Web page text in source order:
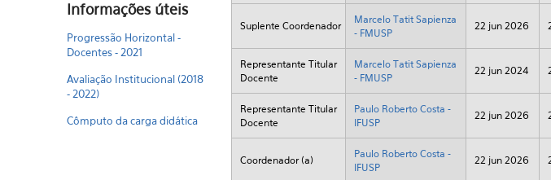
Informações úteis
Progressão Horizontal -
Docentes - 2021
Avaliação Institucional (2018
- 2022)
Cômputo da carga didática
Suplente Coordenador
Marcelo Tatit Sapienza
- FMUSP
22 jun 2026
Representante Titular
Docente
Marcelo Tatit Sapienza
- FMUSP
22 jun 2024
Representante Titular
Docente
Paulo Roberto Costa -
IFUSP
22 jun 2026
Coordenador (a)
Paulo Roberto Costa -
IFUSP
22 jun 2026